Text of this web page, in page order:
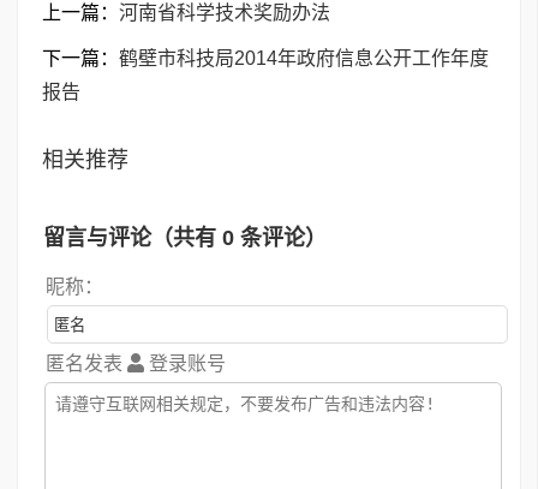
上一篇： 河南省科学技术奖励办法
下一篇： 鹤壁市科技局2014年政府信息公开工作年度
报告
相关推荐
留言与评论（共有 0 条评论）
昵称：
匿名发表 登录账号